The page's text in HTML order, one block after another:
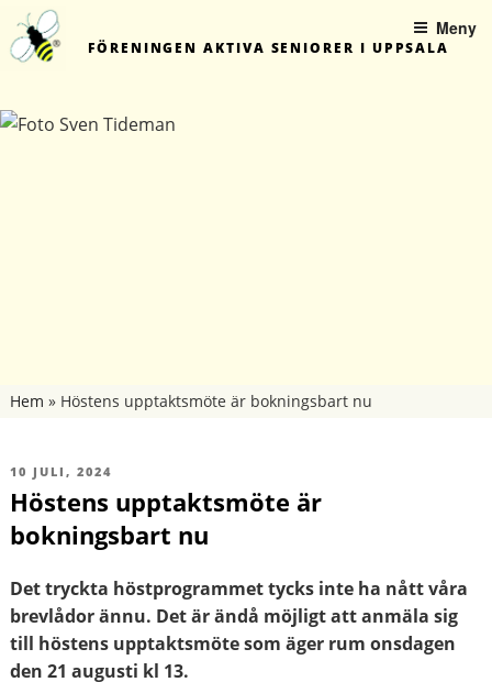
Hoppa
till
innehåll
FÖRENINGEN AKTIVA SENIORER I UPPSALA
Meny
Hem » Höstens upptaktsmöte är bokningsbart nu
PUBLICERAT
10 JULI, 2024
Höstens upptaktsmöte är
bokningsbart nu
Det tryckta höstprogrammet tycks inte ha nått våra
brevlådor ännu. Det är ändå möjligt att anmäla sig
till höstens upptaktsmöte som äger rum onsdagen
den 21 augusti kl 13.